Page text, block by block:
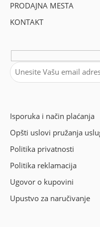
PRODAJNA MESTA
KONTAKT
Isporuka i način plaćanja
Opšti uslovi pružanja
Politika privatnosti
Politika reklamacija
Ugovor o kupovini
Upustvo za naručivanje